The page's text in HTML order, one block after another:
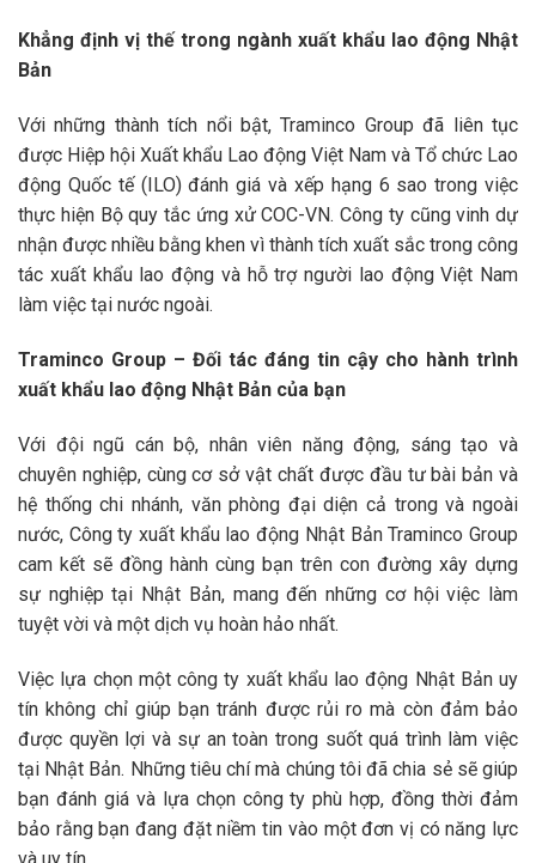
Khẳng định vị thế trong ngành xuất khẩu lao động Nhật
Bản
Với những thành tích nổi bật, Traminco Group đã liên tục
được Hiệp hội Xuất khẩu Lao động Việt Nam và Tổ chức Lao
động Quốc tế (ILO) đánh giá và xếp hạng 6 sao trong việc
thực hiện Bộ quy tắc ứng xử COC-VN. Công ty cũng vinh dự
nhận được nhiều bằng khen vì thành tích xuất sắc trong công
tác xuất khẩu lao động và hỗ trợ người lao động Việt Nam
làm việc tại nước ngoài.
Traminco Group – Đối tác đáng tin cậy cho hành trình
xuất khẩu lao động Nhật Bản của bạn
Với đội ngũ cán bộ, nhân viên năng động, sáng tạo và
chuyên nghiệp, cùng cơ sở vật chất được đầu tư bài bản và
hệ thống chi nhánh, văn phòng đại diện cả trong và ngoài
nước, Công ty xuất khẩu lao động Nhật Bản Traminco Group
cam kết sẽ đồng hành cùng bạn trên con đường xây dựng
sự nghiệp tại Nhật Bản, mang đến những cơ hội việc làm
tuyệt vời và một dịch vụ hoàn hảo nhất.
Việc lựa chọn một công ty xuất khẩu lao động Nhật Bản uy
tín không chỉ giúp bạn tránh được rủi ro mà còn đảm bảo
được quyền lợi và sự an toàn trong suốt quá trình làm việc
tại Nhật Bản. Những tiêu chí mà chúng tôi đã chia sẻ sẽ giúp
bạn đánh giá và lựa chọn công ty phù hợp, đồng thời đảm
bảo rằng bạn đang đặt niềm tin vào một đơn vị có năng lực
và uy tín.